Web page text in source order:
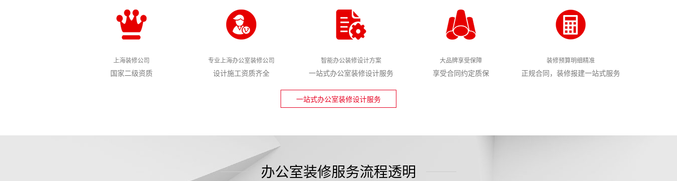
上海装修公司
国家二级资质
专业上海办公室装修公司
设计施工资质齐全
智能办公装修设计方案
一站式办公室装修设计服务
大品牌享受保障
享受合同约定质保
装修预算明细精准
正规合同，装修报建一站式服务
一站式办公室装修设计服务
办公室装修服务流程透明